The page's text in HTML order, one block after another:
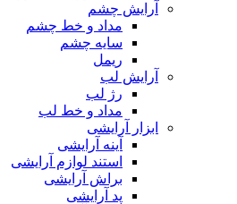
آرایش چشم
مداد و خط چشم
سایه چشم
ریمل
آرایش لب
رژ لب
مداد و خط لب
ابزار آرایشی
آینه آرایشی
استند لوازم آرایشی
براش آرایشی
پد آرایشی